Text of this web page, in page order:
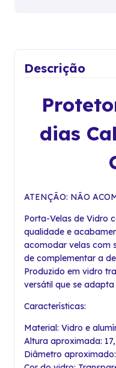
Descrição
dias
ATENÇÃO: NÃO
Porta-Velas de Vidro
qualidade e
acomodar velas com
de complementar a
Produzido em vidro
versátil que se
Características:
Material: Vidro e
Altura aproximada:
Diâmetro